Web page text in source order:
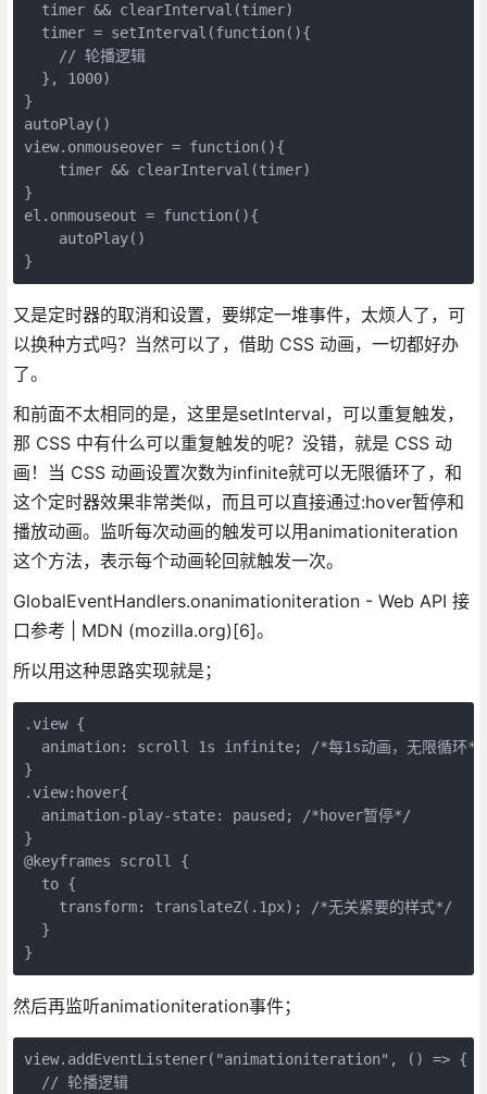
  timer && clearInterval(timer)
  timer = setInterval(function(){
    // 轮播逻辑
  }, 1000)
}
autoPlay()
view.onmouseover = function(){
    timer && clearInterval(timer)
}
el.onmouseout = function(){
    autoPlay()
}
又是定时器的取消和设置，要绑定一堆事件，太烦人了，可
以换种方式吗？当然可以了，借助 CSS 动画，一切都好办
了。
和前面不太相同的是，这里是setInterval，可以重复触发，
那 CSS 中有什么可以重复触发的呢？没错，就是 CSS 动
画！当 CSS 动画设置次数为infinite就可以无限循环了，和
这个定时器效果非常类似，而且可以直接通过:hover暂停和
播放动画。监听每次动画的触发可以用animationiteration
这个方法，表示每个动画轮回就触发一次。
GlobalEventHandlers.onanimationiteration - Web API 接
口参考 | MDN (mozilla.org)[6]。
所以用这种思路实现就是；
.view {
  animation: scroll 1s infinite; /*每1s动画，无限循环*/
}
.view:hover{
  animation-play-state: paused; /*hover暂停*/
}
@keyframes scroll {
  to {
    transform: translateZ(.1px); /*无关紧要的样式*/
  }
}
然后再监听animationiteration事件；
view.addEventListener("animationiteration", () => {
  // 轮播逻辑